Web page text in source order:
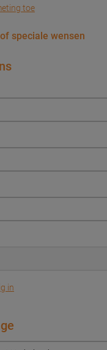
toe
speciale wensen
in